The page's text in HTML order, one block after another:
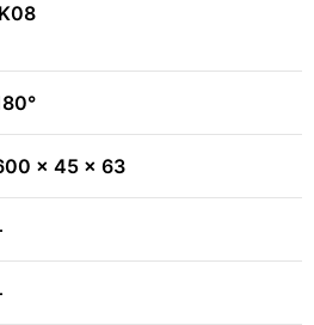
x 45 x 63